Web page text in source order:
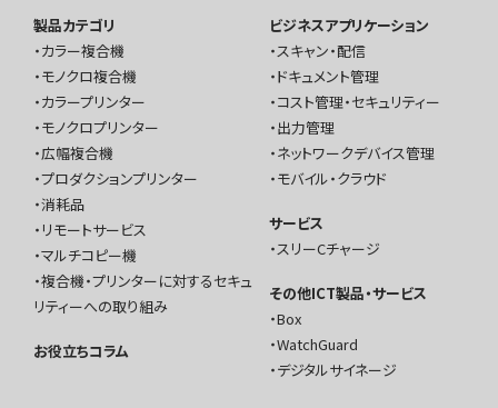
製品カテゴリ
カラー複合機
モノクロ複合機
カラープリンター
モノクロプリンター
広幅複合機
プロダクションプリンター
消耗品
リモートサービス
マルチコピー機
複合機・プリンターに対するセキュ
リティーへの取り組み
お役立ちコラム
ビジネスアプリケーション
スキャン・配信
ドキュメント管理
コスト管理・セキュリティー
出力管理
ネットワークデバイス管理
モバイル・クラウド
サービス
スリーCチャージ
その他ICT製品・サービス
Box
WatchGuard
デジタルサイネージ